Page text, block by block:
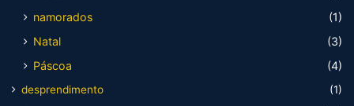
namorados
(1)
Natal
(3)
Páscoa
(4)
desprendimento
(1)